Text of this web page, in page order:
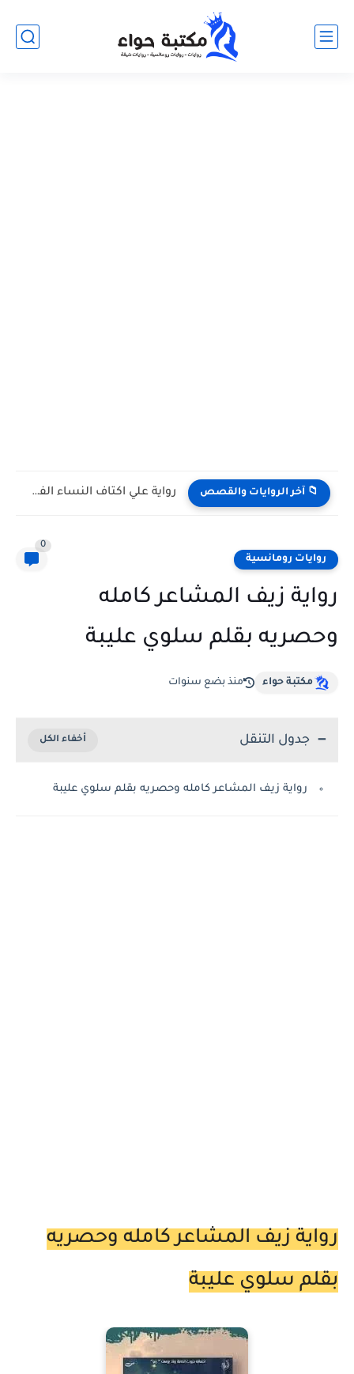
📁 آخر الروايات والقصص رواية علي اكتاف النساء الفصل الثامن 8 بقلم ناديه علي
روايات رومانسية
0
رواية زيف المشاعر كامله
وحصريه بقلم سلوي عليبة
مكتبة حواء منذ بضع سنوات
جدول التنقل
رواية زيف المشاعر كامله وحصريه بقلم سلوي عليبة
رواية زيف المشاعر كامله وحصريه
بقلم سلوي عليبة